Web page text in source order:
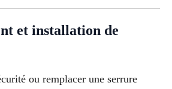
et installation de
ou remplacer une serrure